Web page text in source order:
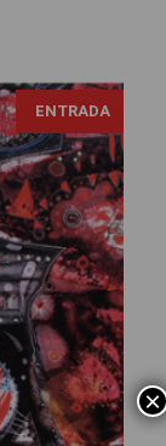
ENTRADA
×